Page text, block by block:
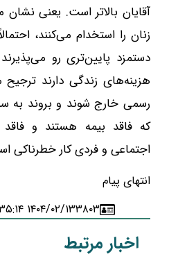
آقایان بالاتر است. یعنی نشان
زنان را استخدام می‌کنند،
دستمزد پایین‌تری رو
هزینه‌های زندگی دارند ترجیح
رسمی خارج شوند و بروند
که فاقد بیمه هستند و
اجتماعی و فردی کار خطرناکی
انتهای پیام
۳۸۰۳۱۴۰۴/۰۲/۱۳ ۱۱:۳۵:۱۴
اخبار مرتبط